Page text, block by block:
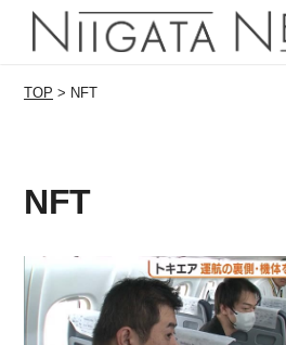
TOP > NFT
NFT